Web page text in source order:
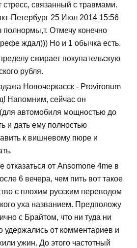
связанный с травмами.
Петербург 25 Июл 2014 15:56
полнормы,т. Отмечу конечно
ждал))) Но и 1 обычка есть.
сжирает покупательскую
рубля.
Новочеркасск - Provironum
Напомним, сейчас он
(для автомобиля мощностью до
и дать ему полностью
к вишневому пюре и
отказаться от Ansomone 4me в
6 вечера, чем пить вот такое
с плохим русским переводом
уха названием. Предположу
с Брайтом, что ни туда ни
от комментариев и
ужин. До этого частотный